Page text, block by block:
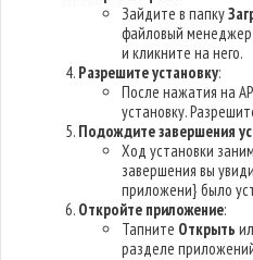
Зайдите в папку
файловый
и кликните на него.
Разрешите установку:
После нажатия на
установку.
Подождите завершения
Ход установки
завершения вы
приложени} было
Откройте приложение:
Тапните Открыть
разделе